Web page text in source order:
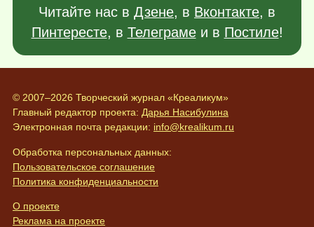
Читайте нас в Дзене, в Вконтакте, в
Пинтересте, в Телеграмеи в Постиле!
© 2007–2026 Творческий журнал «Креаликум»
Главный редактор проекта: Дарья Насибулина
Электронная почта редакции: info@krealikum.ru
Обработка персональных данных:
Пользовательское соглашение
Политика конфиденциальности
О проекте
Реклама на проекте